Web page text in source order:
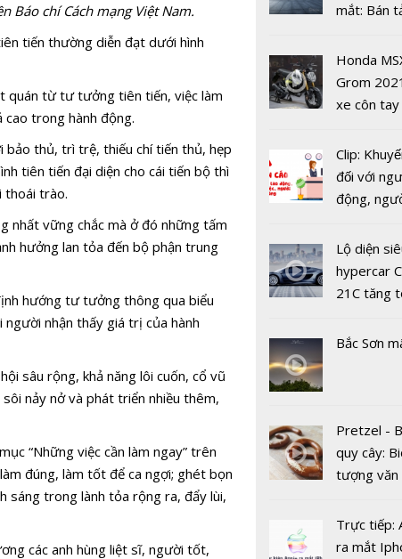
Báo chí Cách mạng Việt Nam.
tiến thường diễn đạt dưới hình
quán từ tư tưởng tiên tiến, việc làm
trong hành động.
thủ, trì trệ, thiếu chí tiến thủ, hẹp
tiên tiến đại diện cho cái tiến bộ thì
thoái trào.
nhất vững chắc mà ở đó những tấm
hưởng lan tỏa đến bộ phận trung
hướng tư tưởng thông qua biểu
nhận thấy giá trị của hành
sâu rộng, khả năng lôi cuốn, cổ vũ
nảy nở và phát triển nhiều thêm,
“Những việc cần làm ngay” trên
đúng, làm tốt để ca ngợi; ghét bọn
sáng trong lành tỏa rộng ra, đẩy lùi,
các anh hùng liệt sĩ, người tốt,
Các Bộ
kích hoạt
ngoặt cho
nguyên kỹ
EVN phấn
năm 2025
khách hàng
mắt: Bán
chưa đến
USD
Honda
Grom
xe côn tay
Clip:
đối với
động,
hàng tại
vụ trong
Covid-19
Lộ diện
hypercar
21C tăng
2 giây
Bắc Sơn
Pretzel -
quy cây:
tượng văn
tranh cãi
gốc
Trực tiếp:
ra mắt